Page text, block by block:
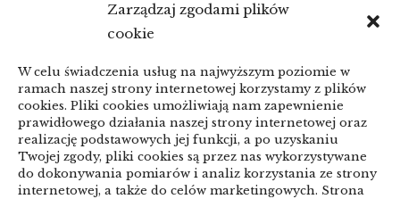
Zarządzaj zgodami plików
cookie
W celu świadczenia usług na najwyższym poziomie w
ramach naszej strony internetowej korzystamy z plików
cookies. Pliki cookies umożliwiają nam zapewnienie
prawidłowego działania naszej strony internetowej oraz
realizację podstawowych jej funkcji, a po uzyskaniu
Twojej zgody, pliki cookies są przez nas wykorzystywane
do dokonywania pomiarów i analiz korzystania ze strony
internetowej, a także do celów marketingowych. Strona
KSeF a zaległe faktury: porządkowanie
przed zmianą
linki z nap
Categories
ARTYKUŁ SPONSOROWANY